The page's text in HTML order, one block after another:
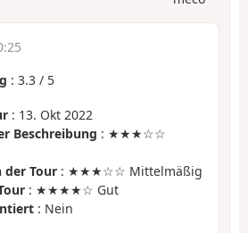
: 3.3 / 5
: 13. Okt 2022
Beschreibung : ★★★☆☆
der Tour : ★★★☆☆ Mittelmäßig
: ★★★★☆ Gut
: Nein